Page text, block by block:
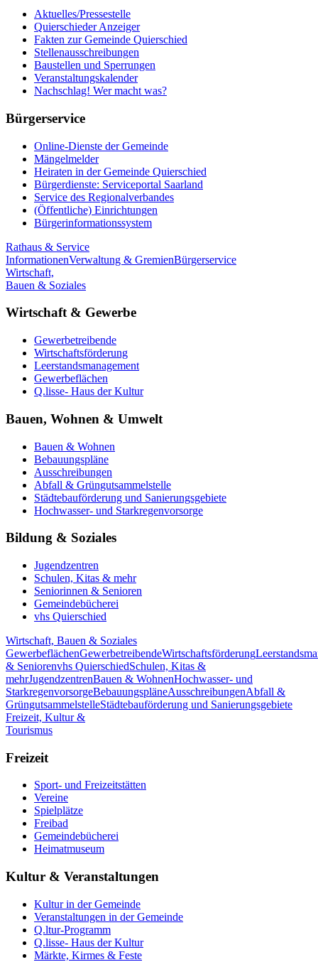
Aktuelles/Pressestelle
Quierschieder Anzeiger
Fakten zur Gemeinde Quierschied
Stellenausschreibungen
Baustellen und Sperrungen
Veranstaltungskalender
Nachschlag! Wer macht was?
Bürgerservice
Online-Dienste der Gemeinde
Mängelmelder
Heiraten in der Gemeinde Quierschied
Bürgerdienste: Serviceportal Saarland
Service des Regionalverbandes
(Öffentliche) Einrichtungen
Bürgerinformationssystem
Rathaus & Service
InformationenVerwaltung & GremienBürgerservice
Wirtschaft,
Bauen & Soziales
Wirtschaft & Gewerbe
Gewerbetreibende
Wirtschaftsförderung
Leerstandsmanagement
Gewerbeflächen
Q.lisse- Haus der Kultur
Bauen, Wohnen & Umwelt
Bauen & Wohnen
Bebauungspläne
Ausschreibungen
Abfall & Grüngutsammelstelle
Städtebauförderung und Sanierungsgebiete
Hochwasser- und Starkregenvorsorge
Bildung & Soziales
Jugendzentren
Schulen, Kitas & mehr
Seniorinnen & Senioren
Gemeindebücherei
vhs Quierschied
Wirtschaft, Bauen & Soziales
GewerbeflächenGewerbetreibendeWirtschaftsförderung
& Seniorenvhs QuierschiedSchulen, Kitas &
mehrJugendzentrenBauen & WohnenHochwasser- und
StarkregenvorsorgeBebauungspläneAusschreibungenAbfall &
GrüngutsammelstelleStädtebauförderung und Sanierungsgebiete
Freizeit, Kultur &
Tourismus
Freizeit
Sport- und Freizeitstätten
Vereine
Spielplätze
Freibad
Gemeindebücherei
Heimatmuseum
Kultur & Veranstaltungen
Kultur in der Gemeinde
Veranstaltungen in der Gemeinde
Q.ltur-Programm
Q.lisse- Haus der Kultur
Märkte, Kirmes & Feste